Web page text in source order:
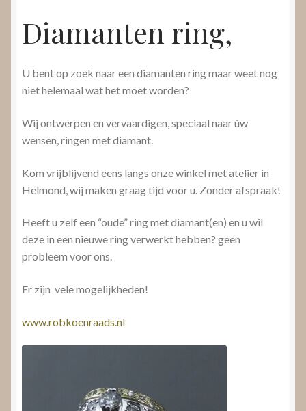
Diamanten ring,
U bent op zoek naar een diamanten ring maar weet nog
niet helemaal wat het moet worden?
Wij ontwerpen en vervaardigen, speciaal naar úw
wensen, ringen met diamant.
Kom vrijblijvend eens langs onze winkel met atelier in
Helmond, wij maken graag tijd voor u. Zonder afspraak!
Heeft u zelf een “oude” ring met diamant(en) en u wil
deze in een nieuwe ring verwerkt hebben? geen
probleem voor ons.
Er zijn vele mogelijkheden!
www.robkoenraads.nl